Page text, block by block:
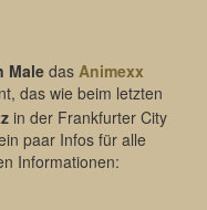
Maledas Animexx
das wie beim letzten
in der Frankfurter City
paar Infos für alle
Informationen: